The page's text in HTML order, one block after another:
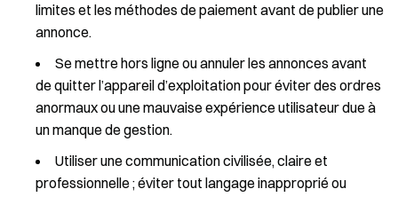
limites et les méthodes de paiement avant de publier une
annonce.
Se mettre hors ligne ou annuler les annonces avant
de quitter l’appareil d’exploitation pour éviter des ordres
anormaux ou une mauvaise expérience utilisateur due à
un manque de gestion.
Utiliser une communication civilisée, claire et
professionnelle ; éviter tout langage inapproprié ou